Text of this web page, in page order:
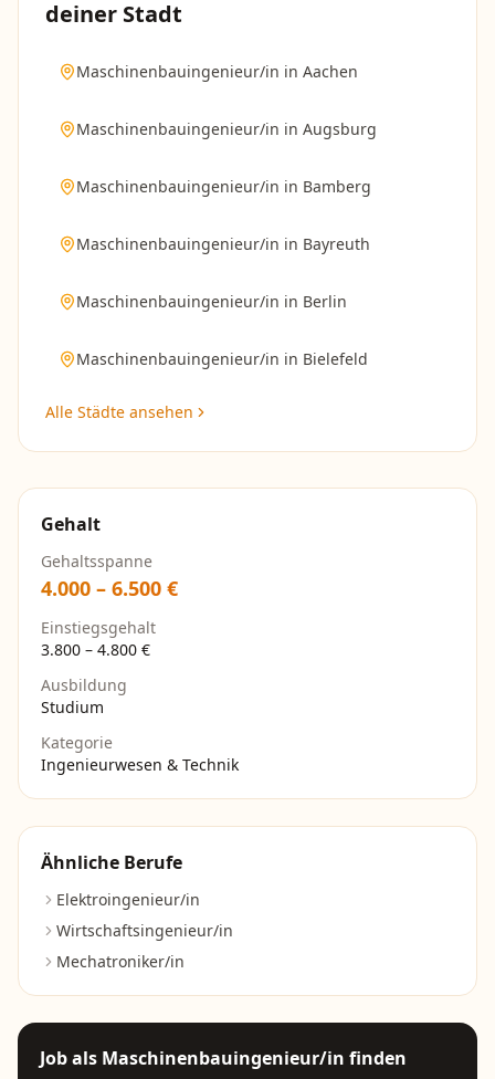
deiner Stadt
Maschinenbauingenieur/in in Aachen
Maschinenbauingenieur/in in Augsburg
Maschinenbauingenieur/in in Bamberg
Maschinenbauingenieur/in in Bayreuth
Maschinenbauingenieur/in in Berlin
Maschinenbauingenieur/in in Bielefeld
Alle Städte ansehen
Gehalt
Gehaltsspanne
4.000 – 6.500 €
Einstiegsgehalt
3.800 – 4.800 €
Ausbildung
Studium
Kategorie
Ingenieurwesen & Technik
Ähnliche Berufe
Elektroingenieur/in
Wirtschaftsingenieur/in
Mechatroniker/in
Job als Maschinenbauingenieur/in finden